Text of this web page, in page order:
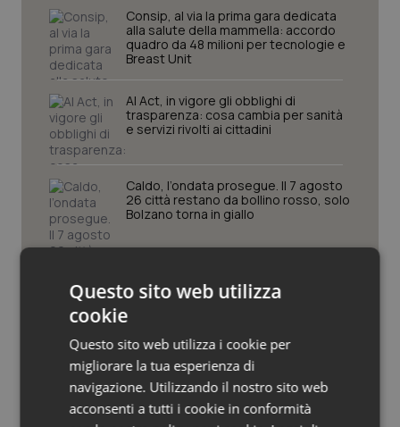
Molise
Piemonte
Provincia Autonoma di Bolzano
Provincia Autonoma di Trento
Puglia
Sardegna
Sicilia
Toscana
Umbria
Epatiti
HIV
Infezioni & Febbre
Ipertensione & Scompenso
Malattie rare
Malattia di Crohn & Rettocolite Ulcerosa
Neuroscienze & patologie neurodegenerative
Obesità
Oftalmologia
Consip, al via la prima gara dedicata
alla salute della mammella: accordo
quadro da 48 milioni per tecnologie e
Breast Unit
AI Act, in vigore gli obblighi di
trasparenza: cosa cambia per sanità
e servizi rivolti ai cittadini
Caldo, l’ondata prosegue. Il 7 agosto
26 città restano da bollino rosso, solo
Bolzano torna in giallo
Ultime analisi e review da QS Pro
Gold
Cloud sanitario: infrastrutture,
compliance, GDPR e Risk management
Questo sito web utilizza
cookie
Questo sito web utilizza i cookie per
migliorare la tua esperienza di
navigazione. Utilizzando il nostro sito web
acconsenti a tutti i cookie in conformità